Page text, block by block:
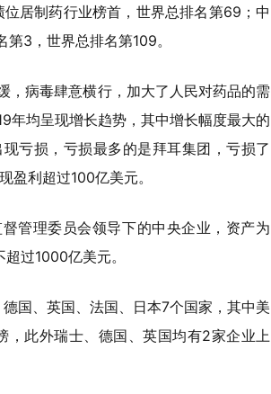
居制药行业榜首，世界总排名第69；中
3，世界总排名第109。
病毒肆意横行，加大了人民对药品的需
年均呈现增长趋势，其中增长幅度最大的
亏损，亏损最多的是拜耳集团，亏损了
盈利超过100亿美元。
管理委员会领导下的中央企业，资产为
过1000亿美元。
国、英国、法国、日本7个国家，其中美
，此外瑞士、德国、英国均有2家企业上